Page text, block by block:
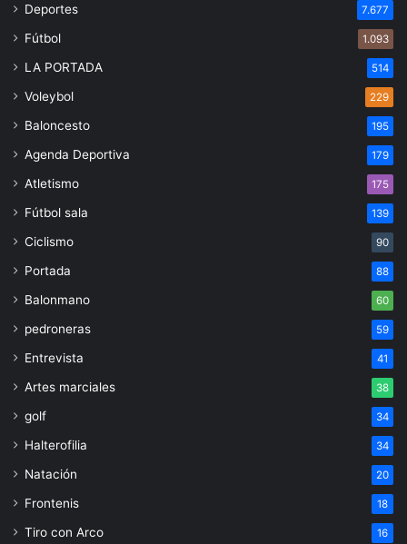
Deportes 7.677
Fútbol 1.093
LA PORTADA 514
Voleybol 229
Baloncesto 195
Agenda Deportiva 179
Atletismo 175
Fútbol sala 139
Ciclismo 90
Portada 88
Balonmano 60
pedroneras 59
Entrevista 41
Artes marciales 38
golf 34
Halterofilia 34
Natación 20
Frontenis 18
Tiro con Arco 16